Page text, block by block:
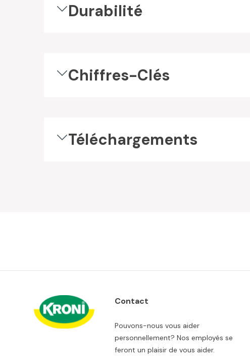
Durabilité
Chiffres-Clés
Téléchargements
Contact
Pouvons-nous vous aider
personnellement? Nos employés se
feront un plaisir de vous aider.